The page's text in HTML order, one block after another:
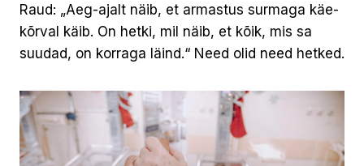
Raud: „Aeg-ajalt näib, et armastus surmaga käe-
kõrval käib. On hetki, mil näib, et kõik, mis sa
suudad, on korraga läind.“ Need olid need hetked.